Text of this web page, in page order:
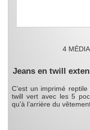
4
Jeans en twill
C’est un imprimé
twill vert avec les 5
qu’à l’arrière du